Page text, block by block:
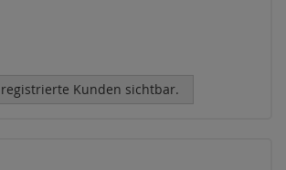
Kunden sichtbar.